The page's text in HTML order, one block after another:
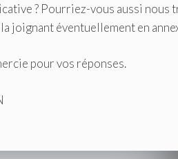
? Pourriez-vous aussi nous
la joignant éventuellement en
pour vos réponses.